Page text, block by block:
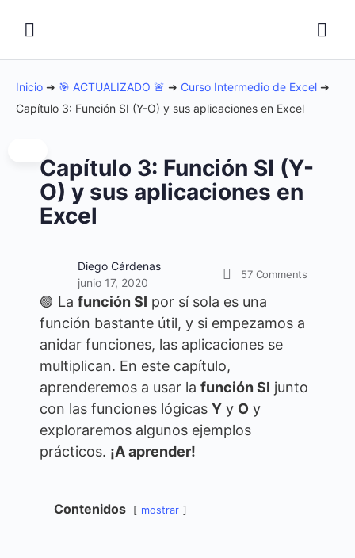
Inicio ➜ 🎯 ACTUALIZADO 🚨 ➜ Curso Intermedio de Excel ➜
Capítulo 3: Función SI (Y-O) y sus aplicaciones en Excel
Capítulo 3: Función SI (Y-
O) y sus aplicaciones en
Excel
Diego Cárdenas
junio 17, 2020
57 Comments
🟢 La función SI por sí sola es una
función bastante útil, y si empezamos a
anidar funciones, las aplicaciones se
multiplican. En este capítulo,
aprenderemos a usar la función SI junto
con las funciones lógicas Y y O y
exploraremos algunos ejemplos
prácticos. ¡A aprender!
Contenidos mostrar